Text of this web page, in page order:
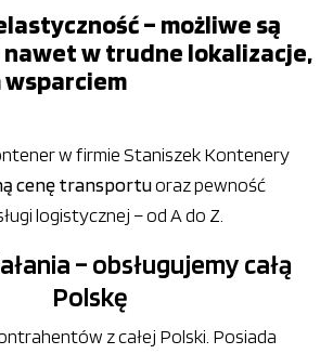
– możliwe są
w trudne lokalizacje,
wsparciem
w firmie Staniszek Kontenery
cenę transportuoraz pewność
logistycznej – od A do Z.
– obsługujemy całą
Polskę
z całej Polski. Posiada